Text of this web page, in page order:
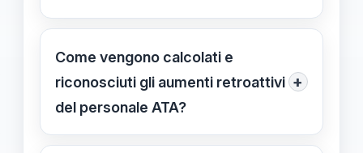
Le disposizioni si trovano
principalmente nel CCNL 2019/21, che
disciplina i riconoscimenti economici
del personale ATA.
Come vengono calcolati e
riconosciuti gli aumenti retroattivi
del personale ATA?
+
Gli aumenti vengono calcolati e